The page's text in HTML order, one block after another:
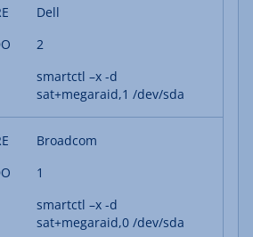
Dell
2
smartctl –x -d
sat+megaraid,1 /dev/sda
Broadcom
1
smartctl –x -d
sat+megaraid,0 /dev/sda